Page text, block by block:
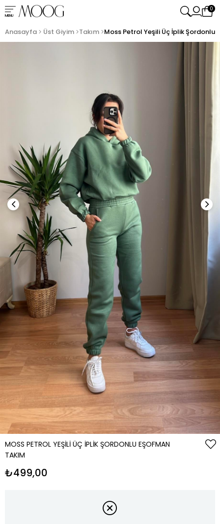
MENU
0
Anasayfa Üst Giyim Takım Moss Petrol Yeşili Üç İplik Şordonlu
MOSS PETROL YEŞILI ÜÇ İPLIK ŞORDONLU EŞOFMAN
TAKIM
₺499,00